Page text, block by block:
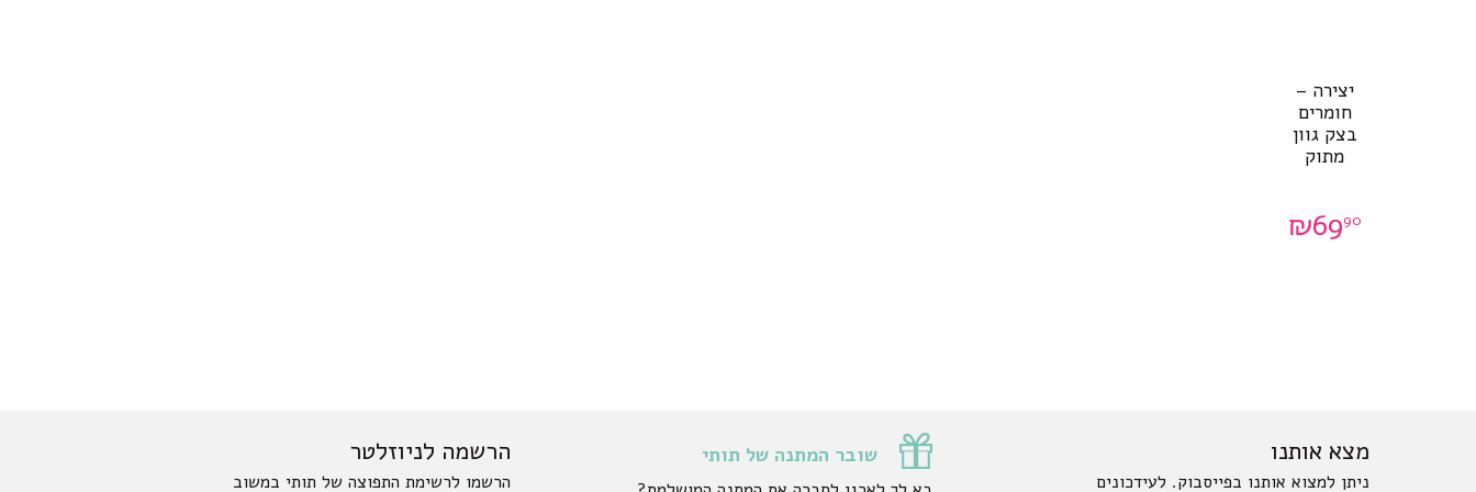
יצירה –
חומרים
בצק גוון
מתוק
₪6990
מצא אותנו
ניתן למצוא אותנו בפייסבוק. לעידכונים
שובר המתנה של תותי הרשמה לניוזלטר
הרשמו לרשימת התפוצה של תותי במשוב